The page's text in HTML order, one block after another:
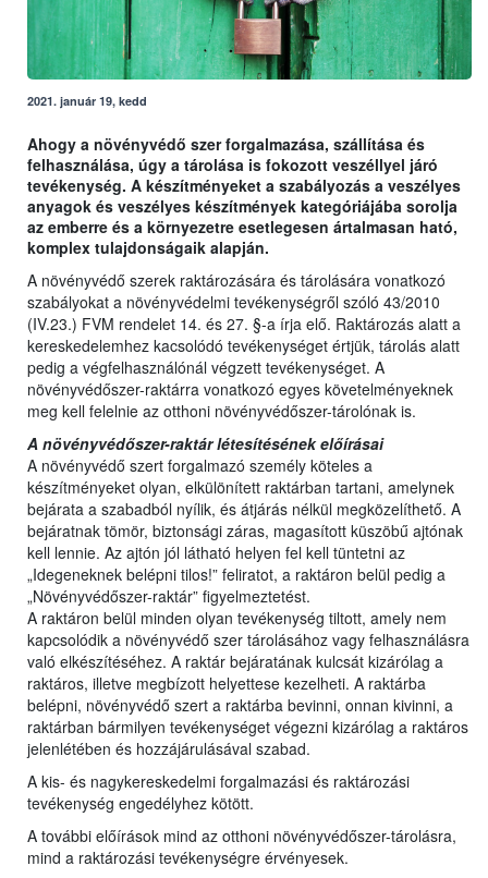
2021. január 19, kedd
Ahogy a növényvédő szer forgalmazása, szállítása és
felhasználása, úgy a tárolása is fokozott veszéllyel járó
tevékenység. A készítményeket a szabályozás a veszélyes
anyagok és veszélyes készítmények kategóriájába sorolja
az emberre és a környezetre esetlegesen ártalmasan ható,
komplex tulajdonságaik alapján.
A növényvédő szerek raktározására és tárolására vonatkozó
szabályokat a növényvédelmi tevékenységről szóló 43/2010
(IV.23.) FVM rendelet 14. és 27. §-a írja elő. Raktározás alatt a
kereskedelemhez kacsolódó tevékenységet értjük, tárolás alatt
pedig a végfelhasználónál végzett tevékenységet. A
növényvédőszer-raktárra vonatkozó egyes követelményeknek
meg kell felelnie az otthoni növényvédőszer-tárolónak is.
A növényvédőszer-raktár létesítésének előírásai
A növényvédő szert forgalmazó személy köteles a
készítményeket olyan, elkülönített raktárban tartani, amelynek
bejárata a szabadból nyílik, és átjárás nélkül megközelíthető. A
bejáratnak tömör, biztonsági záras, magasított küszöbű ajtónak
kell lennie. Az ajtón jól látható helyen fel kell tüntetni az
„Idegeneknek belépni tilos!” feliratot, a raktáron belül pedig a
„Növényvédőszer-raktár” figyelmeztetést.
A raktáron belül minden olyan tevékenység tiltott, amely nem
kapcsolódik a növényvédő szer tárolásához vagy felhasználásra
való elkészítéséhez. A raktár bejáratának kulcsát kizárólag a
raktáros, illetve megbízott helyettese kezelheti. A raktárba
belépni, növényvédő szert a raktárba bevinni, onnan kivinni, a
raktárban bármilyen tevékenységet végezni kizárólag a raktáros
jelenlétében és hozzájárulásával szabad.
A kis- és nagykereskedelmi forgalmazási és raktározási
tevékenység engedélyhez kötött.
A további előírások mind az otthoni növényvédőszer-tárolásra,
mind a raktározási tevékenységre érvényesek.